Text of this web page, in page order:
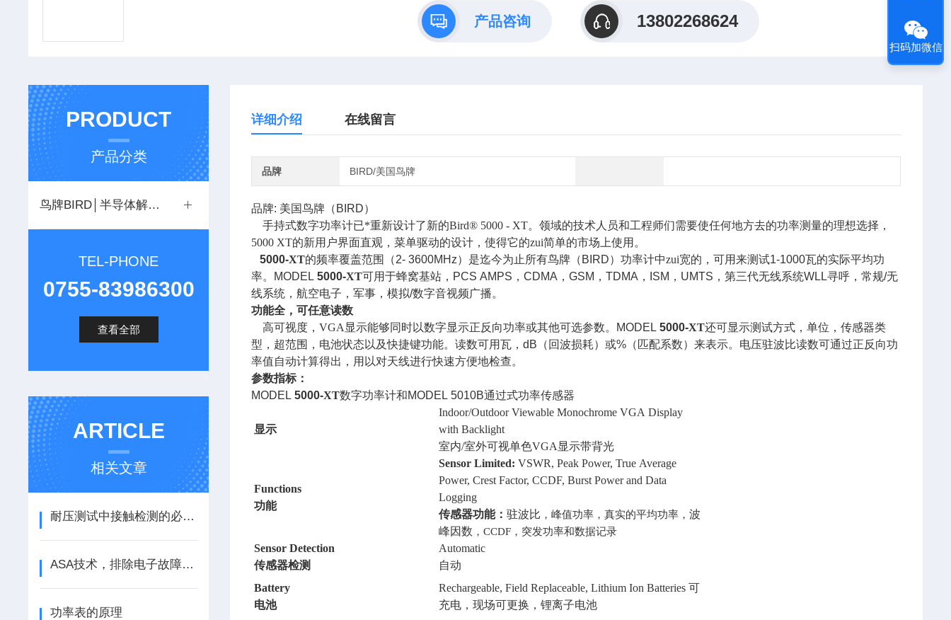
产品咨询 13802268624
详细介绍 在线留言
品牌 BIRD/美国鸟牌
品牌: 美国鸟牌 （BIRD）
手持式数字功率计已*重新设计了新的Bird® 5000 - XT。领域的技术人员和工程师们需要使任何地方去的功率测量的理想选择，
5000 XT的新用户界面直观，菜单驱动的设计，使得它的zui简单的市场上使用。
5000-XT的频率覆盖范围 （2- 3600MHz） 是迄今为止所有鸟牌 （BIRD）功率计中zui宽的，可用来测试1-1000瓦的实际平均功
率。 MODEL5000-XT可用于蜂窝基站， PCS AMPS ，CDMA ，GSM ，TDMA ， ISM ， UMTS ，第三代无线系统WLL寻呼，常规/无
线系统，航空电子，军事，模拟/数字音视频广播。
功能全，可任意读数
高可视度，VGA 显示能够同时以数字显示正反向功率或其他可选参数。 MODEL5000-XT还可显示测试方式，单位，传感器类
型，超范围，电池状态以及快捷键功能。读数可用瓦，dB （回波损耗）或% （匹配系数）来表示。电压驻波比读数可通过正反向功
率值自动计算得出，用以对天线进行快速方便地检查。
参数指标：
MODEL5000-XT数字功率计和MODEL 5010B通过式功率传感器
显示
Indoor/Outdoor Viewable Monochrome VGA Display
with Backlight
室内/室外可视单色VGA 显示带背光
Functions
功能
Sensor Limited: VSWR, Peak Power, True Average
Power, Crest Factor, CCDF, Burst Power and Data
Logging
传感器功能： 驻波比 ，峰值功率，真实的平均功率， 波
峰因数 ， CCDF，突发功率和数据记录
Sensor Detection
传感器检测
Automatic
自动
Battery
电池
Rechargeable, Field Replaceable, Lithium Ion Batteries 可
充电，现场可更换，锂离子电池
PRODUCT
产品分类
鸟牌BIRD│半导体解决方案
TEL-PHONE
0755-83986300
查看全部
ARTICLE
相关文章
耐压测试中接触检测的必要性-耐压测试仪使用注意
ASA技术，排除电子故障的Z佳方案
功率表的原理
扫码加微信